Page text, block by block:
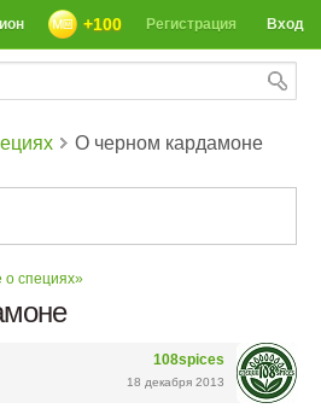
39142 РЕЦЕПТА
Вход
Регистрация
+100
О черном кардамоне
о специях»
108spices
18 декабря 2013